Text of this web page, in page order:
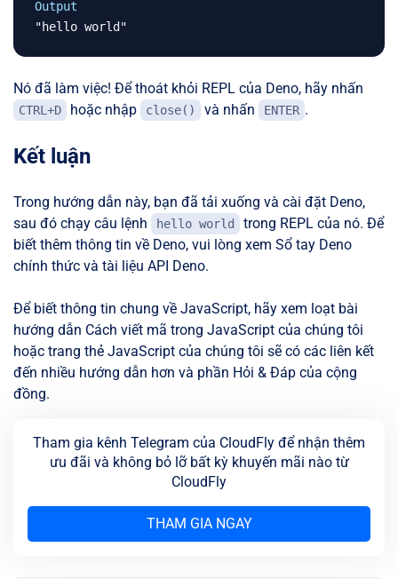
Output
Nó đã làm việc! Để thoát khỏi REPL của Deno, hãy nhấn
CTRL+D hoặc nhập close() và nhấn ENTER .
Kết luận
Trong hướng dẫn này, bạn đã tải xuống và cài đặt Deno,
sau đó chạy câu lệnh
hello world
trong REPL của nó. Để
biết thêm thông tin về Deno, vui lòng xem Sổ tay Deno
chính thức và tài liệu API Deno.
Để biết thông tin chung về JavaScript, hãy xem loạt bài
hướng dẫn Cách viết mã trong JavaScript của chúng tôi
hoặc trang thẻ JavaScript của chúng tôi sẽ có các liên kết
đến nhiều hướng dẫn hơn và phần Hỏi & Đáp của cộng
đồng.
Tham gia kênh Telegram của CloudFly để nhận thêm
ưu đãi và không bỏ lỡ bất kỳ khuyến mãi nào từ
CloudFly
THAM GIA NGAY